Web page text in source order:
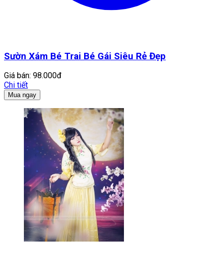
Sườn Xám Bé Trai Bé Gái Siêu Rẻ Đẹp
Giá bán: 98.000đ
Chi tiết
Mua ngay